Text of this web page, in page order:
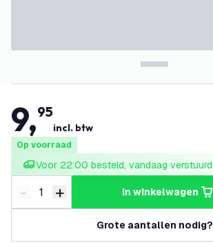
9,95
incl. btw
Op voorraad
Voor 22:00 besteld, vandaag verstuurd
Verminder hoeveelheid
- Verhoog hoeveelheid
+ in winkelwagen
Grote aantallen nodig?